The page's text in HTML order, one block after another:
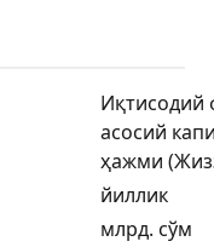
Иқтисодий
асосий
ҳажми
йиллик
млрд. сўм